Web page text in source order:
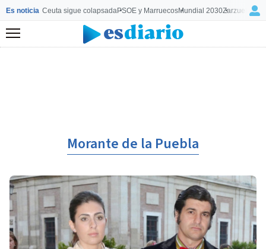
Es noticia Ceuta sigue colapsadaPSOE y MarruecosMundial 2030Zarzuela y
Menú
Morante de la Puebla